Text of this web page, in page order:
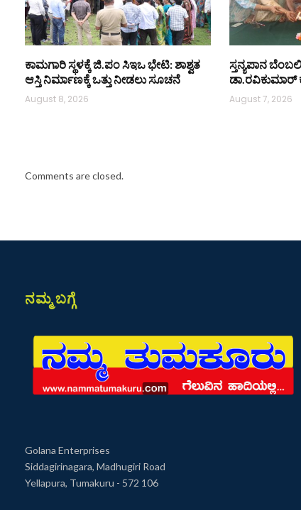
ಕಾಮಗಾರಿ ಸ್ಥಳಕ್ಕೆ ಜಿ.ಪಂ ಸಿಇಒ ಭೇಟಿ: ಶಾಶ್ವತ
ಆಸ್ತಿ ನಿರ್ಮಾಣಕ್ಕೆ ಒತ್ತು ನೀಡಲು ಸೂಚನೆ
August 8, 2026
ಸ್ತನ್ಯಪಾನ
ಡಾ.ರವಿಕುಮಾರ್
August 7, 2026
Comments are closed.
ನಮ್ಮ ಬಗ್ಗೆ
Golana Enterprises
Siddagirinagara, Madhugiri Road
Yellapura, Tumakuru - 572 106